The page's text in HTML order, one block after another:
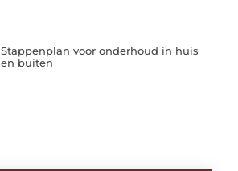
Stappenplan voor onderhoud in huis
en buiten